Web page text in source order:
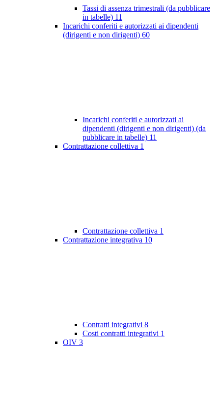
Tassi di assenza trimestrali (da pubblicare
in tabelle) 11
Incarichi conferiti e autorizzati ai dipendenti
(dirigenti e non dirigenti) 60
Incarichi conferiti e autorizzati ai
dipendenti (dirigenti e non dirigenti) (da
pubblicare in tabelle) 11
Contrattazione collettiva 1
Contrattazione collettiva 1
Contrattazione integrativa 10
Contratti integrativi 8
Costi contratti integrativi 1
OIV 3